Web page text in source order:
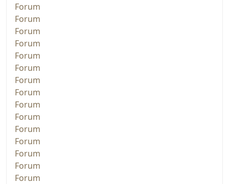
Forum
Forum
Forum
Forum
Forum
Forum
Forum
Forum
Forum
Forum
Forum
Forum
Forum
Forum
Forum